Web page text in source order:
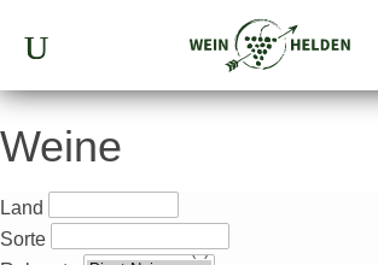
Weine
Land
Sorte